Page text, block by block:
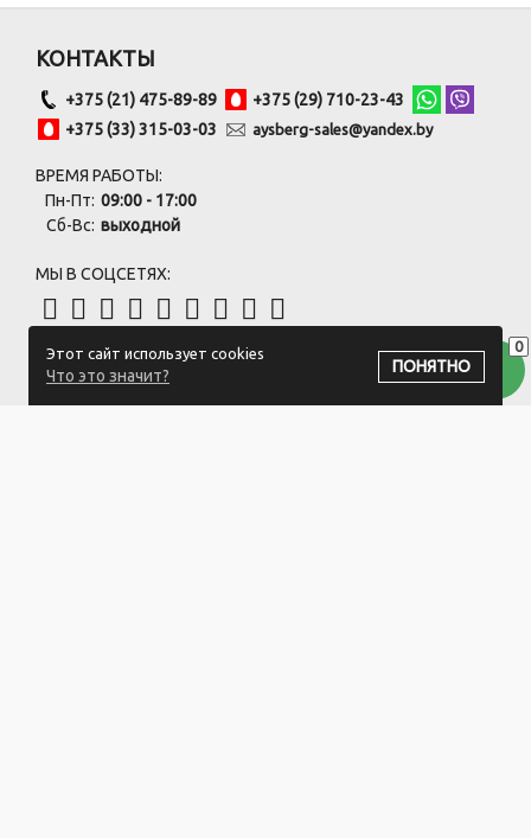
0
Этот сайт использует cookies
Что это значит?
ПОНЯТНО
КОНТАКТЫ
+375 (21) 475-89-89
+375 (29) 710-23-43
+375 (33) 315-03-03
aysberg-sales@yandex.by
ВРЕМЯ РАБОТЫ:
Пн-Пт: 09:00 - 17:00
Сб-Вс: выходной
МЫ В СОЦСЕТЯХ:
ПОДПИСАТЬСЯ НА РАССЫЛКУ